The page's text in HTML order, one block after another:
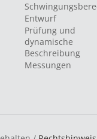
Entwurf
Prüfung und
dynamische
Beschreibung
Messungen